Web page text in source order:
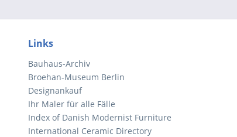
Links
Bauhaus-Archiv
Broehan-Museum Berlin
Designankauf
Ihr Maler für alle Fälle
Index of Danish Modernist Furniture
International Ceramic Directory